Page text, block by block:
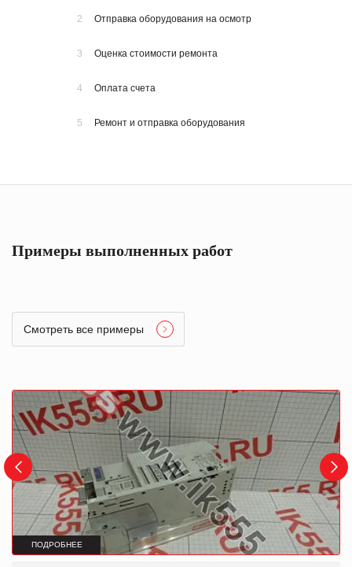
2 Отправка оборудования на осмотр
3 Оценка стоимости ремонта
4 Оплата счета
5 Ремонт и отправка оборудования
Примеры выполненных работ
Смотреть все примеры
ПОДРОБНЕЕ